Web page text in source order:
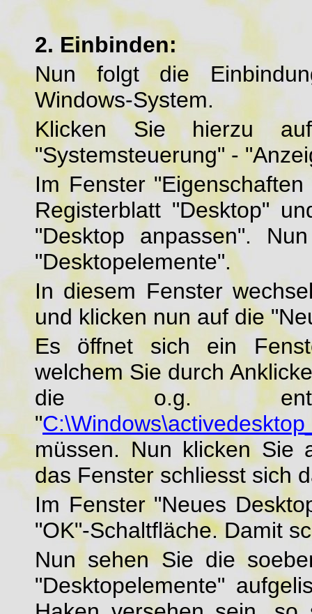
2. Einbinden:
Nun folgt die
Windows-System.
Klicken Sie hierzu
"Systemsteuerung" -
Im Fenster
Registerblatt "Desktop"
"Desktop anpassen".
"Desktopelemente".
In diesem Fenster
und klicken nun auf die
Es öffnet sich ein
welchem Sie durch
die o.g.
"
müssen. Nun klicken Sie
das Fenster schliesst sich
Im Fenster "Neues
"OK"-Schaltfläche. Damit
Nun sehen Sie die
"Desktopelemente"